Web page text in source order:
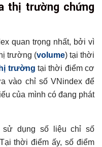
thị trường chứng
quan trọng nhất, bởi vì
trường (volume) tại thời
trường tại thời điểm cơ
vào chỉ số VNindex để
của mình có đang phát
dụng số liệu chỉ số
thời điểm ấy, số điểm